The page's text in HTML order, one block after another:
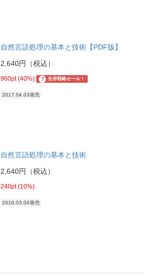
自然言語処理の基本と技術【PDF版】
2,640円（税込）
960pt (40%) ? 生存戦略セール！
2017.04.03発売
自然言語処理の基本と技術
2,640円（税込）
240pt (10%)
2016.03.04発売